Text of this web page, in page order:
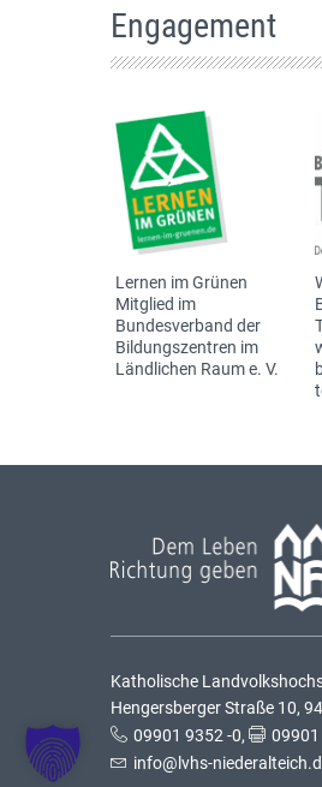
Engagement
Lernen im Grünen
Mitglied im
Bundesverband der
Bildungszentren im
Ländlichen Raum e. V.
Katholische
Hengersberger Straße 10,
09901 9352 -0,
09901
info@lvhs-